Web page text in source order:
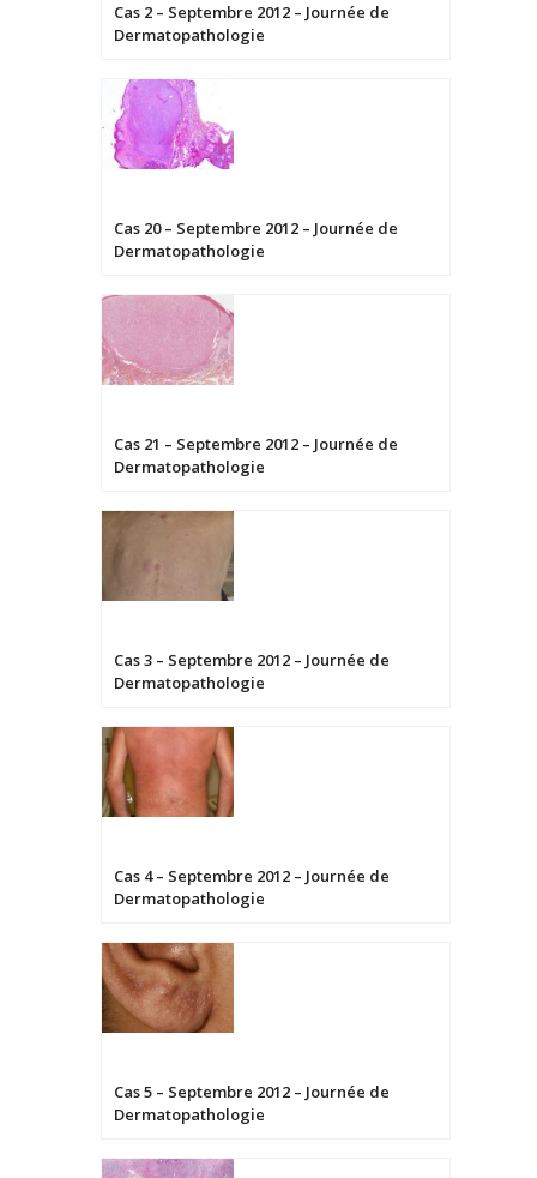
Cas 2 – Septembre 2012 – Journée de
Dermatopathologie
Cas 20 – Septembre 2012 – Journée de
Dermatopathologie
Cas 21 – Septembre 2012 – Journée de
Dermatopathologie
Cas 3 – Septembre 2012 – Journée de
Dermatopathologie
Cas 4 – Septembre 2012 – Journée de
Dermatopathologie
Cas 5 – Septembre 2012 – Journée de
Dermatopathologie